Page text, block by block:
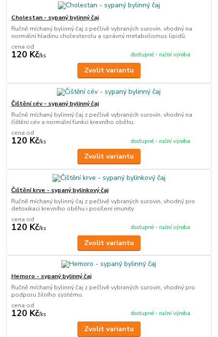
Cholestan - sypaný bylinný čaj
Ručně míchaný bylinný čaj z pečlivě vybraných surovin, vhodný na
normální hladinu cholesterolu a správný metabolismus lipidů.
cena od
120 Kč/ks dostupné - ruční výroba
Zvolit variantu
Čištění cév - sypaný bylinný čaj
Ručně míchaný bylinný čaj z pečlivě vybraných surovin, vhodný na
čištění cév a normální funkci krevního oběhu.
cena od
120 Kč/ks dostupné - ruční výroba
Zvolit variantu
Čištění krve - sypaný bylinkový čaj
Ručně míchaný bylinný čaj z pečlivě vybraných surovin, vhodný pro
detoxikaci krevního oběhu i posílení imunity.
cena od
120 Kč/ks dostupné - ruční výroba
Zvolit variantu
Hemoro - sypaný bylinný čaj
Ručně míchaný bylinný čaj z pečlivě vybraných surovin, vhodný pro
podporu žilního systému.
cena od
120 Kč/ks dostupné - ruční výroba
Zvolit variantu